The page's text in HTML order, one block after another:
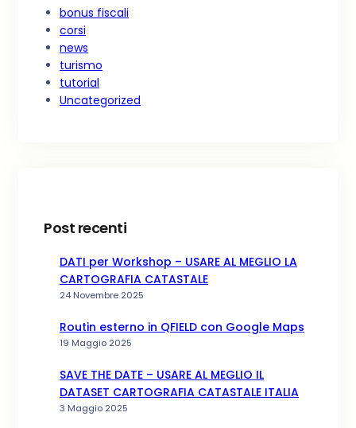
bonus fiscali
corsi
news
turismo
tutorial
Uncategorized
Post recenti
DATI per Workshop – USARE AL MEGLIO LA
CARTOGRAFIA CATASTALE
24 Novembre 2025
Routin esterno in QFIELD con Google Maps
19 Maggio 2025
SAVE THE DATE – USARE AL MEGLIO IL
DATASET CARTOGRAFIA CATASTALE ITALIA
3 Maggio 2025